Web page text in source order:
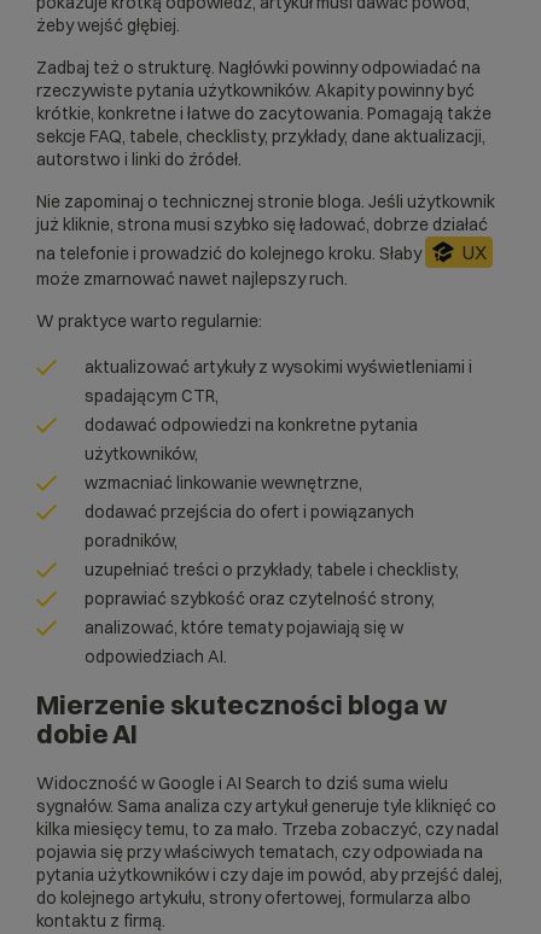
żeby wejść głębiej.
Zadbaj też o strukturę. Nagłówki powinny odpowiadać na
rzeczywiste pytania użytkowników. Akapity powinny być
krótkie, konkretne i łatwe do zacytowania. Pomagają także
sekcje FAQ, tabele, checklisty, przykłady, dane aktualizacji,
autorstwo i linki do źródeł.
Nie zapominaj o technicznej stronie bloga. Jeśli użytkownik
już kliknie, strona musi szybko się ładować, dobrze działać
na telefonie i prowadzić do kolejnego kroku. Słaby
UX
może zmarnować nawet najlepszy ruch.
W praktyce warto regularnie:
aktualizować artykuły z wysokimi wyświetleniami i
spadającym CTR,
dodawać odpowiedzi na konkretne pytania
użytkowników,
wzmacniać linkowanie wewnętrzne,
dodawać przejścia do ofert i powiązanych
poradników,
uzupełniać treści o przykłady, tabele i checklisty,
poprawiać szybkość oraz czytelność strony,
analizować, które tematy pojawiają się w
odpowiedziach AI.
Mierzenie skuteczności bloga w
dobie AI
Widoczność w Google i AI Search to dziś suma wielu
sygnałów. Sama analiza czy artykuł generuje tyle kliknięć co
kilka miesięcy temu, to za mało. Trzeba zobaczyć, czy nadal
pojawia się przy właściwych tematach, czy odpowiada na
pytania użytkowników i czy daje im powód, aby przejść dalej,
do kolejnego artykułu, strony ofertowej, formularza albo
kontaktu z firmą.